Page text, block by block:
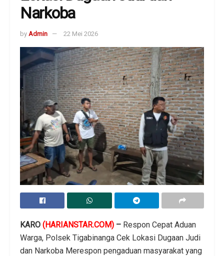
Narkoba
by Admin 22 Mei 2026
KARO (HARIANSTAR.COM) – Respon Cepat Aduan
Warga, Polsek Tigabinanga Cek Lokasi Dugaan Judi
dan Narkoba Merespon pengaduan masyarakat yang